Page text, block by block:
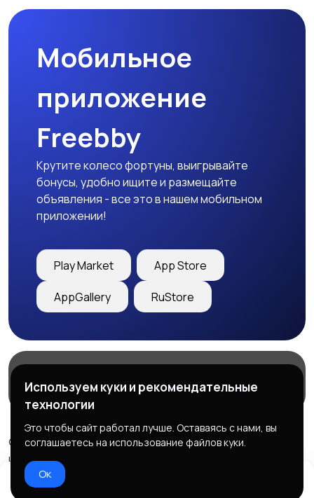
Мобильное
приложение
Freebby
Крутите колесо фортуны, выигрывайте
бонусы, удобно ищите и размещайте
объявления - все это в нашем мобильном
приложении!
Play Market App Store
AppGallery RuStore
Служба поддержки
© 2026 Freebby - Сервис бесплатных объявлений ДНР
и ЛНР
Правила сервиса
Используем куки и рекомендательные
технологии
Это чтобы сайт работал лучше. Оставаясь с нами, вы
соглашаетесь на использование файлов куки.
Ок